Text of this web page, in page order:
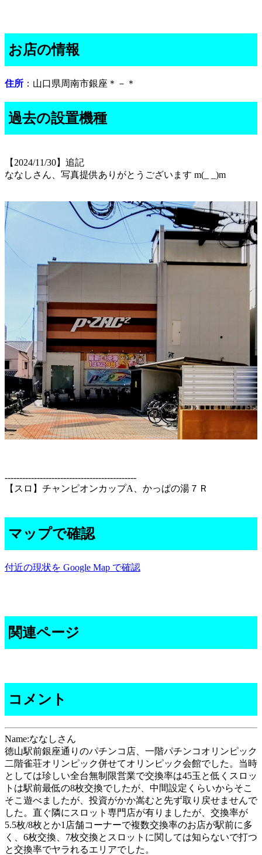
お店の情報
住所 ：山口県周南市銀座＊－＊
過去の設置機種
【2024/11/30】追記
ななしさん、写真提供ありがとうございます m(_ _)m
---------------------------------------------
【スロ】チャンピオンカップA、かっぱの湯７Ｒ
マップで確認
付近の現状を Google Map で確認
関連ページ
コメント
Name:ななしさん
徳山駅前銀座通りのパチンコ店、一階パチンコオリンピック
二階雀荘オリンピック併せてオリンピック会館でした。当時
としては珍しい全台無制限営業で交換率は45玉と低くスロッ
トは駅前最低の8枚交換でしたが、中間設定くらいからそこ
そこ遊べましたが、投資がかか嵩むと先ず取り戻せませんで
した。直ぐ隣にスロット専門店が有りましたが、交換率が
5.5枚/8枚とか1店舗コーナーで複数交換率のお店が駅前に多
く、6枚交換、7枚交換とスロットに関しては知らないで打つ
と交換率でヤラれるエリアでした。